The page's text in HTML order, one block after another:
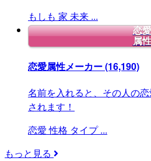
もしも 家 未来 ...
恋
属性
恋愛属性メーカー(16,190)
名前を入れると、その人の
されます！
恋愛 性格 タイプ ...
もっと見る